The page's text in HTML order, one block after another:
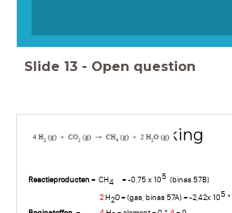
Slide 13 - Open question
uitwerking
Reactieproducten= CH4 = -0,75 x 105(binas 57B)
2H2O = (gas, binas 57A) = -2,42x 105*